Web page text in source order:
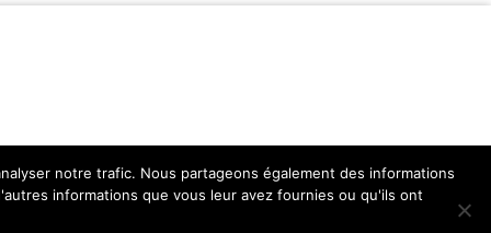
notre trafic. Nous partageons également des informations
informations que vous leur avez fournies ou qu'ils ont